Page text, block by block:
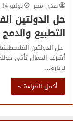
صدى مصر
يوليو 14, 2022
حل الدولتين
التطبيع
حل الدولتين
أشرف الجمال تأتى
لزيارة…
أكمل القراءة »